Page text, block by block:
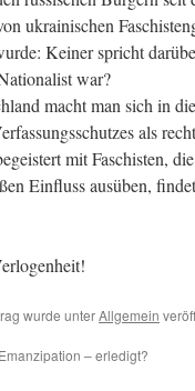
ukrainischen
Keiner spricht
war?
macht man sich in
als
mit Faschisten,
Einfluss ausüben,
wurde unterAllgemein
– erledigt?